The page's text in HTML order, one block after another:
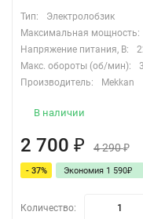
Тип:
Электролобзик
Максимальная мощность:
Напряжение питания, В:
Макс. обороты (об/мин):
Производитель:
Mekkan
В наличии
2 700 ₽ 4 290₽
- 37% Экономия 1 590₽
Количество: